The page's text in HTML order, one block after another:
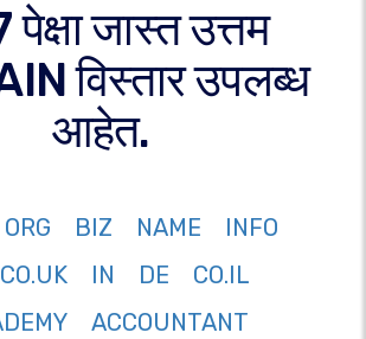
जास्त उत्तम
विस्तार उपलब्ध
आहेत.
ORG BIZ NAME
INFO
CO.UK IN DE
CO.IL
ACCOUNTANT